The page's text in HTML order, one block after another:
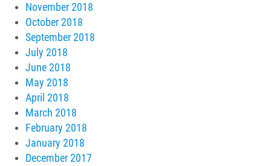
November 2018
October 2018
September 2018
July 2018
June 2018
May 2018
April 2018
March 2018
February 2018
January 2018
December 2017